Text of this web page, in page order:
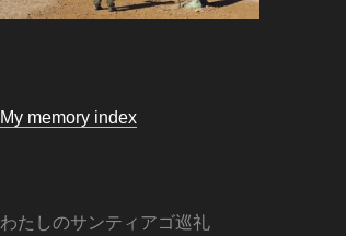
My memory index
わたしのサンティアゴ巡礼